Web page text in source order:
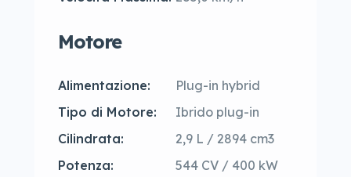
Motore
Alimentazione:
Plug-in hybrid
Tipo di Motore:
Ibrido plug-in
Cilindrata:
2,9 L / 2894 cm3
Potenza:
544 CV / 400 kW